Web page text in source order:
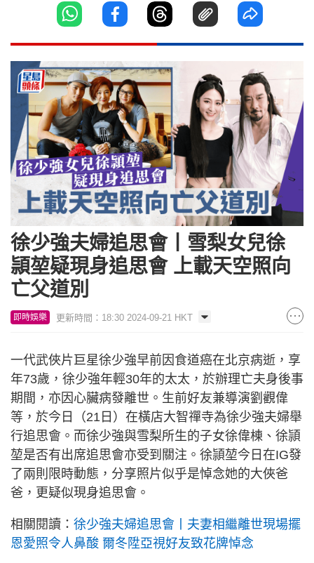
徐少強夫婦追思會丨雪梨女兒徐
頴堃疑現身追思會 上載天空照向
亡父道別
即時娛樂 更新時間：18:30 2024-09-21 HKT
一代武俠片巨星徐少強早前因食道癌在北京病逝，享
年73歲，徐少強年輕30年的太太，於辦理亡夫身後事
期間，亦因心臟病發離世。生前好友兼導演劉觀偉
等，於今日（21日）在橫店大智禪寺為徐少強夫婦舉
行追思會。而徐少強與雪梨所生的子女徐偉棟、徐頴
堃是否有出席追思會亦受到關注。徐頴堃今日在IG發
了兩則限時動態，分享照片似乎是悼念她的大俠爸
爸，更疑似現身追思會。
相關閱讀： 徐少強夫婦追思會丨夫妻相繼離世現場擺
恩愛照令人鼻酸 爾冬陞亞視好友致花牌悼念